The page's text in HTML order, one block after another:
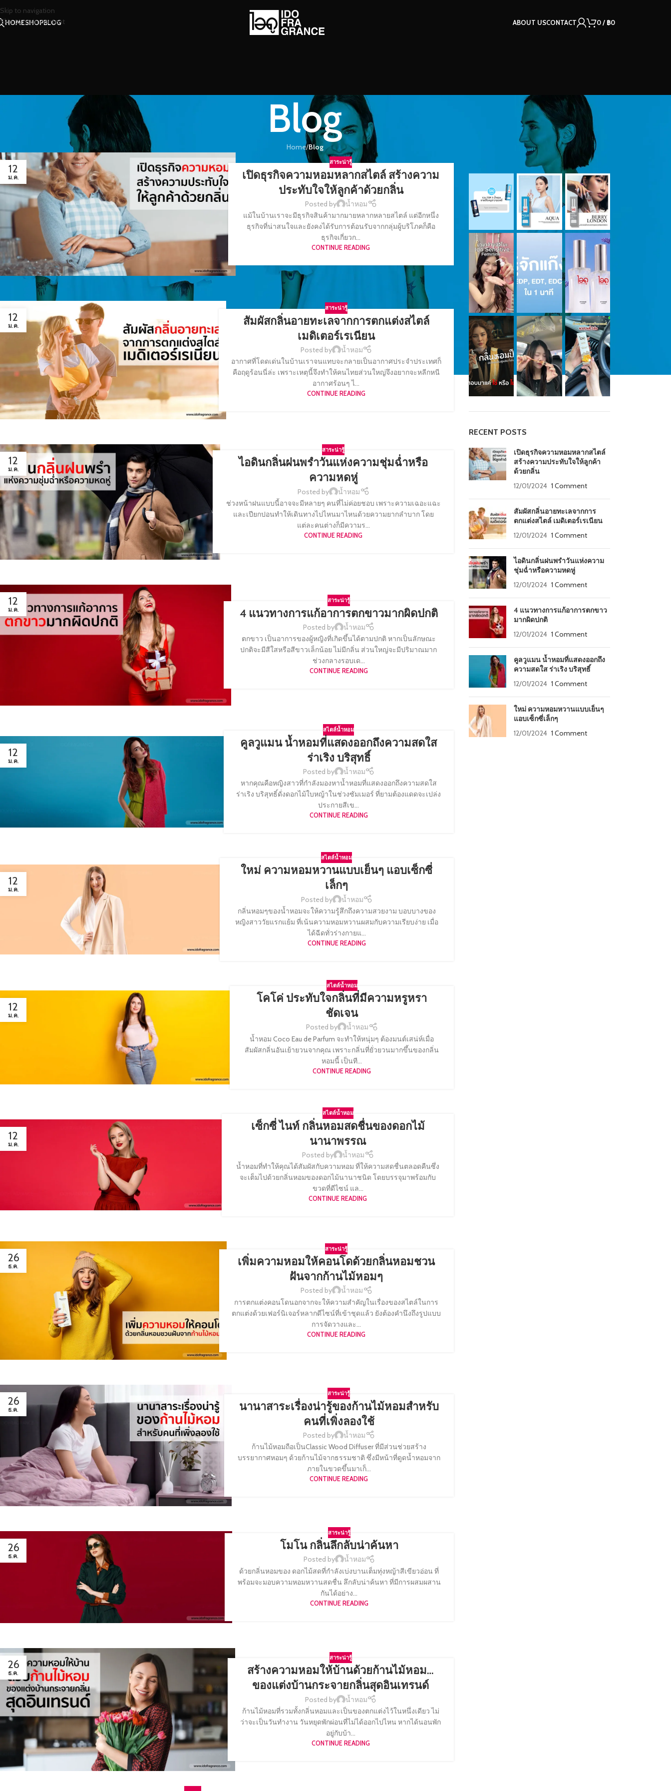
Skip to navigation
Skip to main content
HOMESHOPBLOG ABOUT USCONTACT 0/ ฿0
Blog
Home/Blog
12
ม.ค.
สาระน่ารู้
เปิดธุรกิจความหอมหลากสไตล์ สร้างความ
ประทับใจให้ลูกค้าด้วยกลิ่น
Posted by
น้ำหอม
แม้ในบ้านเราจะมีธุรกิจสินค้ามากมายหลากหลายสไตล์ แต่อีกหนึ่ง
ธุรกิจที่น่าสนใจและยังคงได้รับการต้อนรับจากกลุ่มผู้บริโภคก็คือ
ธุรกิจเกี่ยวก...
CONTINUE READING
12
ม.ค.
สาระน่ารู้
สัมผัสกลิ่นอายทะเลจากการตกแต่งสไตล์
เมดิเตอร์เรเนียน
Posted by
น้ำหอม
อากาศที่โดดเด่นในบ้านเราจนแทบจะกลายเป็นอากาศประจำประเทศก็
คือฤดูร้อนนี่ล่ะ เพราะเหตุนี้จึงทำให้คนไทยส่วนใหญ่จึงอยากจะหลีกหนี
อากาศร้อนๆ ไ...
CONTINUE READING
12
ม.ค.
สาระน่ารู้
ไอดินกลิ่นฝนพรำวันแห่งความชุ่มฉ่ำหรือ
ความหดหู่
Posted by
น้ำหอม
ช่วงหน้าฝนแบบนี้อาจจะมีหลายๆ คนที่ไม่ค่อยชอบ เพราะความเฉอะแฉะ
และเปียกปอนทำให้เดินทางไปไหนมาไหนด้วยความยากลำบาก โดย
แต่ละคนต่างก็มีความร...
CONTINUE READING
12
ม.ค.
สาระน่ารู้
4 แนวทางการแก้อาการตกขาวมากผิดปกติ
Posted by
น้ำหอม
ตกขาว เป็นอาการของผู้หญิงที่เกิดขึ้นได้ตามปกติ หากเป็นลักษณะ
ปกติจะมีสีใสหรือสีขาวเล็กน้อย ไม่มีกลิ่น ส่วนใหญ่จะมีปริมาณมาก
ช่วงกลางรอบเด...
CONTINUE READING
12
ม.ค.
สไตล์น้ำหอม
คูลวูแมน น้ำหอมที่แสดงออกถึงความสดใส
ร่าเริง บริสุทธิ์
Posted by
น้ำหอม
หากคุณคือหญิงสาวที่กำลังมองหาน้ำหอมที่แสดงออกถึงความสดใส
ร่าเริง บริสุทธิ์ดั่งดอกไม้ใบหญ้าในช่วงซัมเมอร์ ที่ยามต้องแดดจะเปล่ง
ประกายสีเข...
CONTINUE READING
12
ม.ค.
สไตล์น้ำหอม
ใหม่ ความหอมหวานแบบเย็นๆ แอบเซ็กซี่
เล็กๆ
Posted by
น้ำหอม
กลิ่นหอมๆของน้ำหอมจะให้ความรู้สึกถึงความสวยงาม บอบบางของ
หญิงสาววัยแรกแย้ม ที่เน้นความหอมหวานผสมกับความเรียบง่าย เมื่อ
ได้ฉีดทั่วร่างกายแ...
CONTINUE READING
12
ม.ค.
สไตล์น้ำหอม
โคโค่ ประทับใจกลิ่นที่มีความหรูหรา
ชัดเจน
Posted by
น้ำหอม
น้ำหอม Coco Eau de Parfum จะทำให้หนุ่มๆ ต้องมนต์เสน่ห์เมื่อ
สัมผัสกลิ่นอันเย้ายวนจากคุณ เพราะกลิ่นที่ยั่วยวนมากขึ้นของกลิ่น
หอมนี้ เป็นที...
CONTINUE READING
12
ม.ค.
สไตล์น้ำหอม
เซ็กซี่ ไนท์ กลิ่นหอมสดชื่นของดอกไม้
นานาพรรณ
Posted by
น้ำหอม
น้ำหอมที่ทำให้คุณได้สัมผัสกับความหอม ที่ให้ความสดชื่นตลอดคืนซึ่ง
จะเต็มไปด้วยกลิ่นหอมของดอกไม้นานาชนิด โดยบรรจุมาพร้อมกับ
ขวดที่ดีไซน์ แล...
CONTINUE READING
26
ธ.ค.
สาระน่ารู้
เพิ่มความหอมให้คอนโดด้วยกลิ่นหอมชวน
ฝันจากก้านไม้หอมๆ
Posted by
น้ำหอม
การตกแต่งคอนโดนอกจากจะให้ความสำคัญในเรื่องของสไตล์ในการ
ตกแต่งด้วยเฟอร์นิเจอร์หลากดีไซน์ที่เข้าชุดแล้ว ยังต้องคำนึงถึงรูปแบบ
การจัดวางและ...
CONTINUE READING
26
ธ.ค.
สาระน่ารู้
นานาสาระเรื่องน่ารู้ของก้านไม้หอมสำหรับ
คนที่เพิ่งลองใช้
Posted by
น้ำหอม
ก้านไม้หอมถือเป็นClassic Wood Diffuser ที่มีส่วนช่วยสร้าง
บรรยากาศหอมๆ ด้วยก้านไม้จากธรรมชาติ ซึ่งมีหน้าที่ดูดน้ำหอมจาก
ภายในขวดขึ้นมาเก็...
CONTINUE READING
26
ธ.ค.
สาระน่ารู้
โมโน กลิ่นลึกลับน่าค้นหา
Posted by
น้ำหอม
ด้วยกลิ่นหอมของ ดอกไม้สดที่กำลังเบ่งบานเต็มทุ่งหญ้าสีเขียวอ่อน ที่
พร้อมจะมอบความหอมหวานสดชื่น ลึกลับน่าค้นหา ที่มีการผสมผสาน
กันได้อย่าง...
CONTINUE READING
26
ธ.ค.
สาระน่ารู้
สร้างความหอมให้บ้านด้วยก้านไม้หอม…
ของแต่งบ้านกระจายกลิ่นสุดอินเทรนด์
Posted by
น้ำหอม
ก้านไม้หอมที่รวมทั้งกลิ่นหอมและเป็นของตกแต่งไว้ในหนึ่งเดียว ไม่
ว่าจะเป็นวันทำงาน วันหยุดพักผ่อนที่ไม่ได้ออกไปไหน หากได้นอนพัก
อยู่กับบ้า...
CONTINUE READING
OUR INSTAGRAM
RECENT POSTS
เปิดธุรกิจความหอมหลากสไตล์
สร้างความประทับใจให้ลูกค้า
ด้วยกลิ่น
12/01/2024 1 Comment
สัมผัสกลิ่นอายทะเลจากการ
ตกแต่งสไตล์ เมดิเตอร์เรเนียน
12/01/2024 1 Comment
ไอดินกลิ่นฝนพรำวันแห่งความ
ชุ่มฉ่ำหรือความหดหู่
12/01/2024 1 Comment
4 แนวทางการแก้อาการตกขาว
มากผิดปกติ
12/01/2024 1 Comment
คูลวูแมน น้ำหอมที่แสดงออกถึง
ความสดใส ร่าเริง บริสุทธิ์
12/01/2024 1 Comment
ใหม่ ความหอมหวานแบบเย็นๆ
แอบเซ็กซี่เล็กๆ
12/01/2024 1 Comment